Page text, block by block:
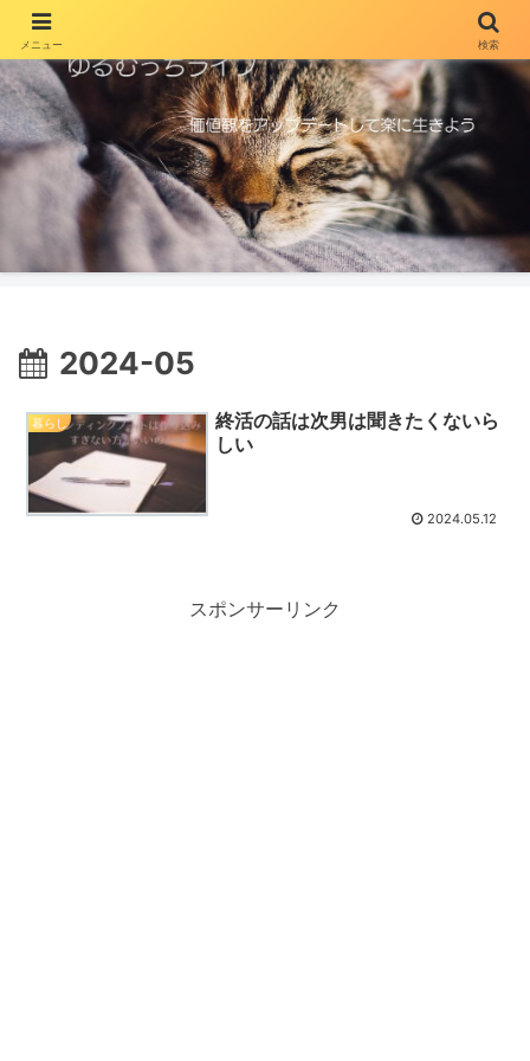
2024-05
暮らし
終活の話は次男は聞きたくないら
しい
2024.05.12
スポンサーリンク
メニュー 検索